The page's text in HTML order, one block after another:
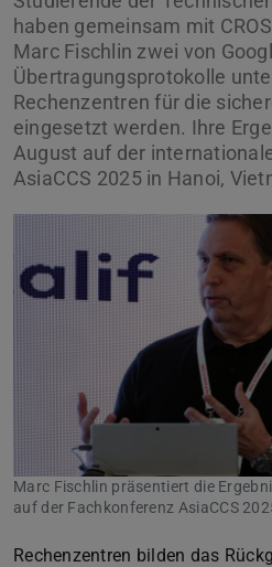
haben gemeinsam mit
Marc Fischlin zwei von
Übertragungsprotokolle
Rechenzentren für die
eingesetzt werden. Ihre
August auf der
AsiaCCS 2025 in Hanoi,
Marc Fischlin präsentiert die
auf der Fachkonferenz AsiaCCS
Rechenzentren bilden das